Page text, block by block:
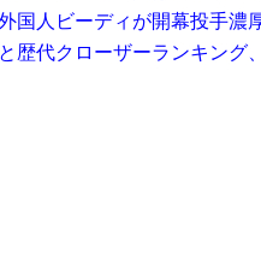
国人ビーディが開幕投手濃
歴代クローザーランキング